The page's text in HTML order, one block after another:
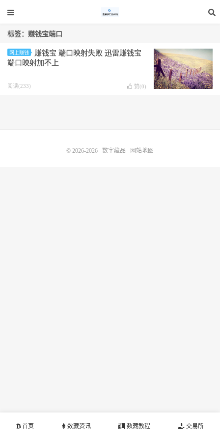
标签：赚钱宝端口
网上赚钱
赚钱宝 端口映射失败 迅雷赚钱宝
端口映射加不上
阅读(233) 赞(0)
首页 数藏资讯 数藏教程 交易所
© 2026-2026 数字藏品 网站地图